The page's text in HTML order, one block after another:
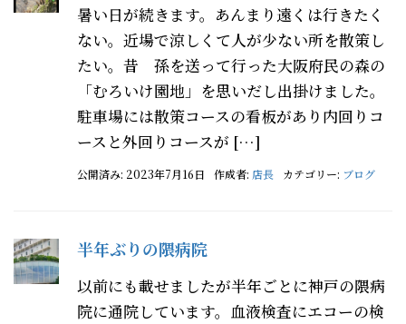
暑い日が続きます。あんまり遠くは行きたく
ない。近場で涼しくて人が少ない所を散策し
たい。昔 孫を送って行った大阪府民の森の
「むろいけ園地」を思いだし出掛けました。
駐車場には散策コースの看板があり内回りコ
ースと外回りコースが […]
公開済み: 2023年7月16日 作成者: 店長 カテゴリー: ブログ
半年ぶりの隈病院
以前にも載せましたが半年ごとに神戸の隈病
院に通院しています。血液検査にエコーの検